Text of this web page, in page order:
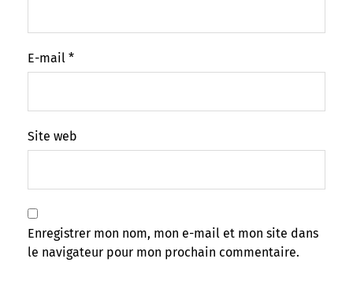
E-mail *
Site web
Enregistrer mon nom, mon e-mail et mon site dans
le navigateur pour mon prochain commentaire.